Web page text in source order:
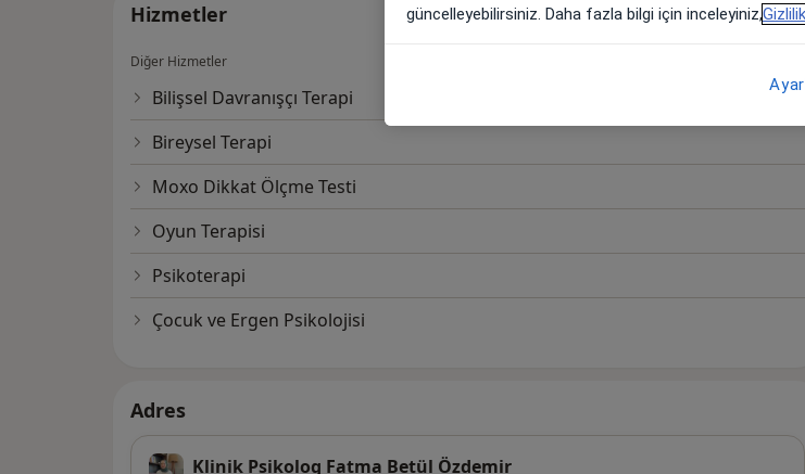
Hizmetler
Diğer Hizmetler
Bilişsel Davranışçı Terapi
Bireysel Terapi
Moxo Dikkat Ölçme Testi
Oyun Terapisi
Psikoterapi
Çocuk ve Ergen Psikolojisi
Adres
Klinik Psikolog Fatma Betül Özdemir
güncelleyebilirsiniz. Daha fazla bilgi için inceleyiniz,